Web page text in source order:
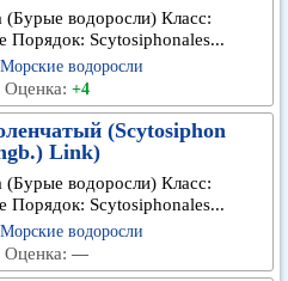
(Бурые водоросли) Класс:
Порядок: Scytosiphonales...
Морские водоросли
Оценка: +4
(Scytosiphon
Link)
(Бурые водоросли) Класс:
Порядок: Scytosiphonales...
Морские водоросли
Оценка: —